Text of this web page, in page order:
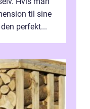
til sine
perfekt...